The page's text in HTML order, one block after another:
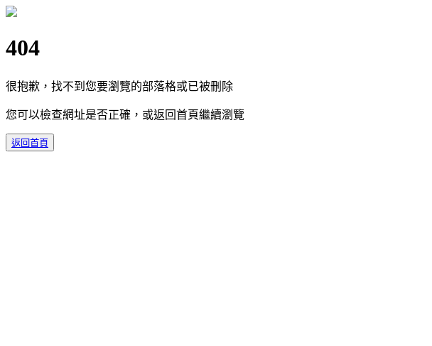
404
很抱歉，找不到您要瀏覽的部落格或已被刪除
您可以檢查網址是否正確，或返回首頁繼續瀏覽
返回首頁